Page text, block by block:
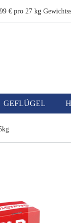
€ pro 27 kg
GEFLÜGEL